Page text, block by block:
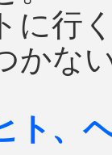
に行
かな
ト、